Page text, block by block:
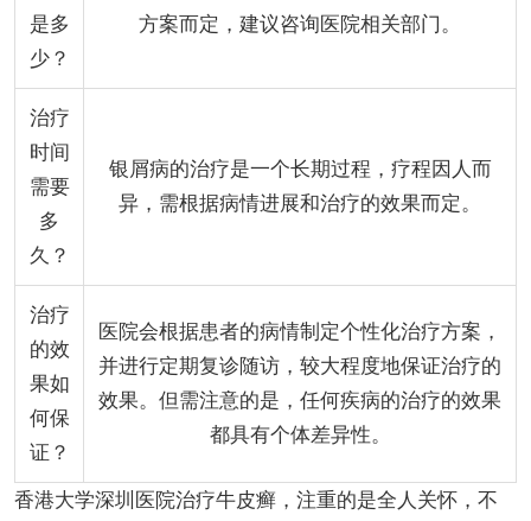
是多
少？
方案而定，建议咨询医院相关部门。
治疗
时间
需要
多
久？
银屑病的治疗是一个长期过程，疗程因人而
异，需根据病情进展和治疗的效果而定。
治疗
的效
果如
何保
证？
医院会根据患者的病情制定个性化治疗方案，
并进行定期复诊随访，较大程度地保证治疗的
效果。但需注意的是，任何疾病的治疗的效果
都具有个体差异性。
香港大学深圳医院治疗牛皮癣，注重的是全人关怀，不